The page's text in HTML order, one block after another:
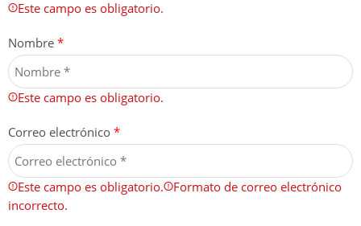
Este campo es obligatorio.
Nombre *
Este campo es obligatorio.
Correo electrónico *
Este campo es obligatorio.
Formato de correo electrónico
incorrecto.